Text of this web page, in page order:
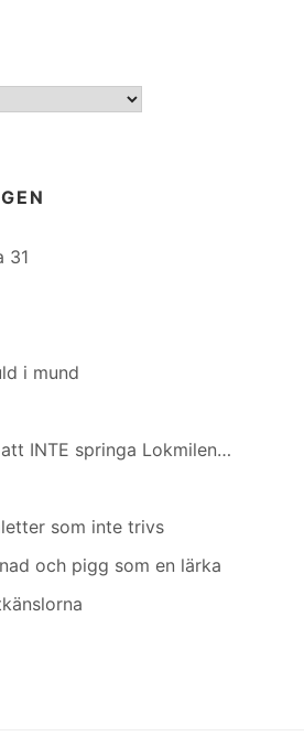
31
i mund
INTE springa Lokmilen…
som inte trivs
och pigg som en lärka